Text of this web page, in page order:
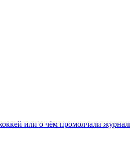
или о чём промолчали